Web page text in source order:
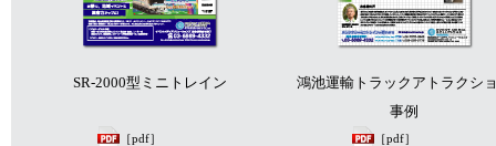
SR-2000型ミニトレイン
鴻池運輸トラックアトラクシ
事例
［pdf］ ［pdf］